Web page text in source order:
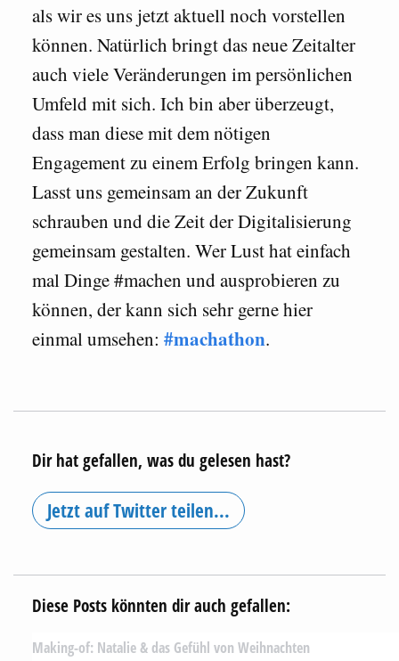
als wir es uns jetzt aktuell noch vorstellen
können. Natürlich bringt das neue Zeitalter
auch viele Veränderungen im persönlichen
Umfeld mit sich. Ich bin aber überzeugt,
dass man diese mit dem nötigen
Engagement zu einem Erfolg bringen kann.
Lasst uns gemeinsam an der Zukunft
schrauben und die Zeit der Digitalisierung
gemeinsam gestalten. Wer Lust hat einfach
mal Dinge #machen und ausprobieren zu
können, der kann sich sehr gerne hier
einmal umsehen: #machathon.
Dir hat gefallen, was du gelesen hast?
Jetzt auf Twitter teilen...
Diese Posts könnten dir auch gefallen:
Making-of: Natalie & das Gefühl von Weihnachten